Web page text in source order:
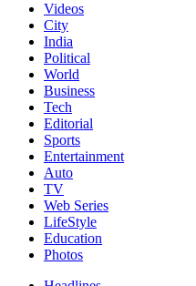
Videos
City
India
Political
World
Business
Tech
Editorial
Sports
Entertainment
Auto
TV
Web Series
LifeStyle
Education
Photos